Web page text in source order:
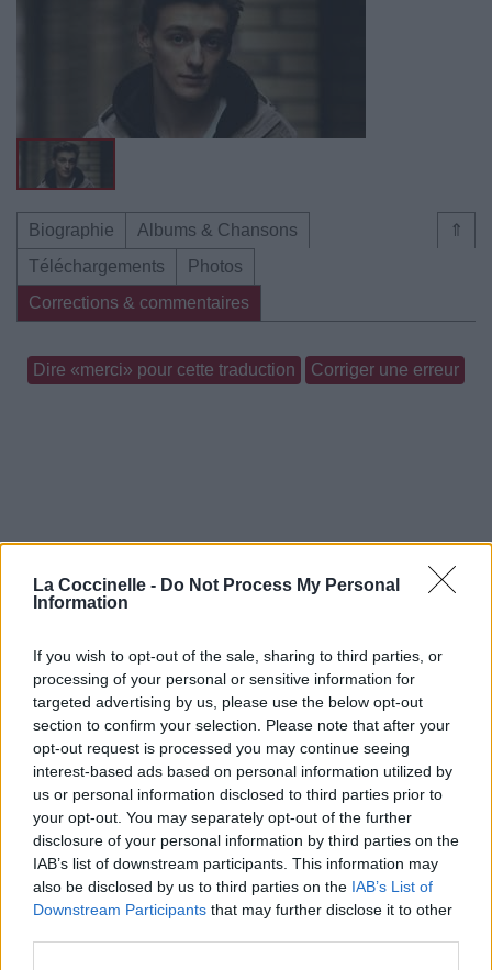
La Coccinelle - Do Not Process My Personal
Information
If you wish to opt-out of the sale, sharing to third parties, or
processing of your personal or sensitive information for
targeted advertising by us, please use the below opt-out
section to confirm your selection. Please note that after your
opt-out request is processed you may continue seeing
interest-based ads based on personal information utilized by
us or personal information disclosed to third parties prior to
your opt-out. You may separately opt-out of the further
disclosure of your personal information by third parties on the
IAB’s list of downstream participants. This information may
also be disclosed by us to third parties on the IAB’s List of
Downstream Participants that may further disclose it to other
⇑
Biographie
Albums & Chansons
Téléchargements
Photos
Corrections & commentaires
Dire «merci» pour cette traduction Corriger une erreur